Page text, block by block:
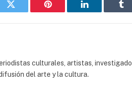
Twitter Pinterest LinkedIn
culturales, artistas,
del arte y la cultura.